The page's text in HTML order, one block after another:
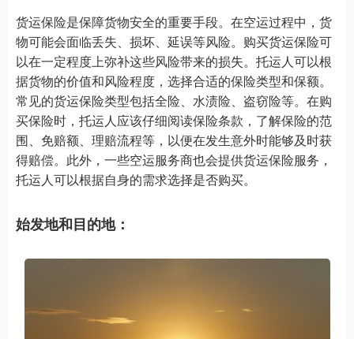
货运保险是保障货物安全的重要手段。在空运过程中，货
物可能会面临丢失、损坏、延误等风险。购买货运保险可
以在一定程度上弥补这些风险带来的损失。托运人可以根
据货物的价值和风险程度，选择合适的保险类型和保额。
常见的货运保险类型包括全险、水渍险、盗窃险等。在购
买保险时，托运人应该仔细阅读保险条款，了解保险的范
围、免赔额、理赔流程等，以便在发生意外时能够及时获
得赔偿。此外，一些空运服务商也会提供货运保险服务，
托运人可以根据自身的需求选择是否购买。
始发地和目的地：